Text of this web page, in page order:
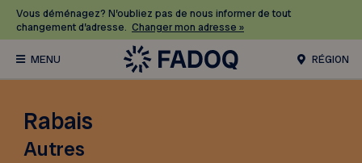
Vous déménagez? N’oubliez pas de nous informer de tout
changement d’adresse. Changer mon adresse »
RÉGION
Rabais
Autres